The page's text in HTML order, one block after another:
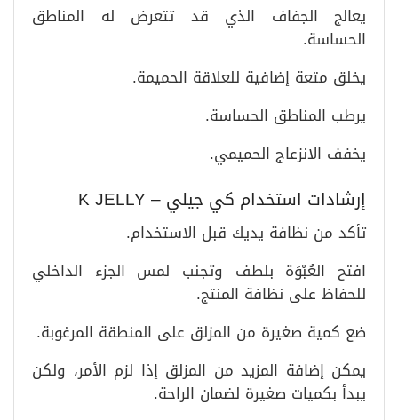
يعالج الجفاف الذي قد تتعرض له المناطق
الحساسة.
يخلق متعة إضافية للعلاقة الحميمة.
يرطب المناطق الحساسة.
يخفف الانزعاج الحميمي.
إرشادات استخدام كي جيلي – K JELLY
تأكد من نظافة يديك قبل الاستخدام.
افتح العُبْوَة بلطف وتجنب لمس الجزء الداخلي
للحفاظ على نظافة المنتج.
ضع كمية صغيرة من المزلق على المنطقة المرغوبة.
يمكن إضافة المزيد من المزلق إذا لزم الأمر، ولكن
يبدأ بكميات صغيرة لضمان الراحة.